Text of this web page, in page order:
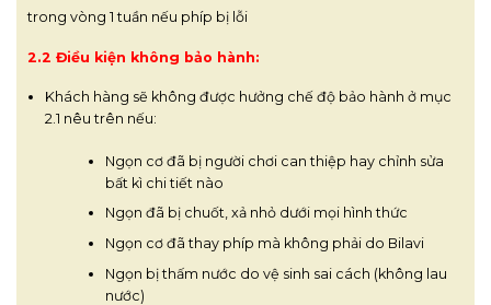
trong vòng 1 tuần nếu phíp bị lỗi
2.2 Điều kiện không bảo hành:
Khách hàng sẽ không được hưởng chế độ bảo hành ở mục
2.1 nêu trên nếu:
Ngọn cơ đã bị người chơi can thiệp hay chỉnh sửa
bất kì chi tiết nào
Ngọn đã bị chuốt, xả nhỏ dưới mọi hình thức
Ngọn cơ đã thay phíp mà không phải do Bilavi
Ngọn bị thấm nước do vệ sinh sai cách (không lau
nước)